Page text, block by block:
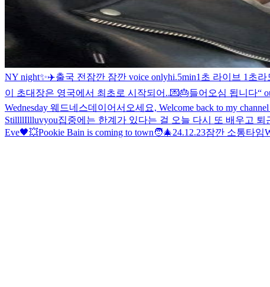
NY night✨✈️출국 전 잠깐 잠깐 voice onlyhi.5min1초 라이브 1초
이 초대장은 영국에서 최초로 시작되어..💌🎂들어오심 됩니다“
Wednesday 웨드네스데이 어서오세요, Welcome back to my
StillllIllluvyou집중에는 한계가 있다는 걸 오늘 다시 또 배우고 퇴
Eve🖤💥Pookie Bain is coming to town🧑‍🎄24.12.23잠깐 소통타임